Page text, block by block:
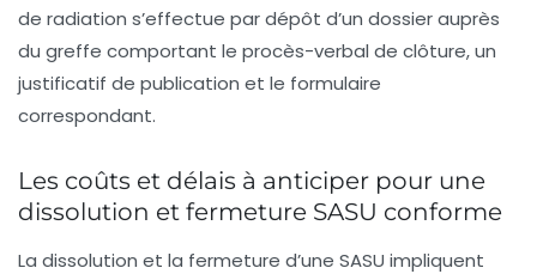
de radiation s’effectue par dépôt d’un dossier auprès
du greffe comportant le procès-verbal de clôture, un
justificatif de publication et le formulaire
correspondant.
Les coûts et délais à anticiper pour une
dissolution et fermeture SASU conforme
La dissolution et la fermeture d’une SASU impliquent